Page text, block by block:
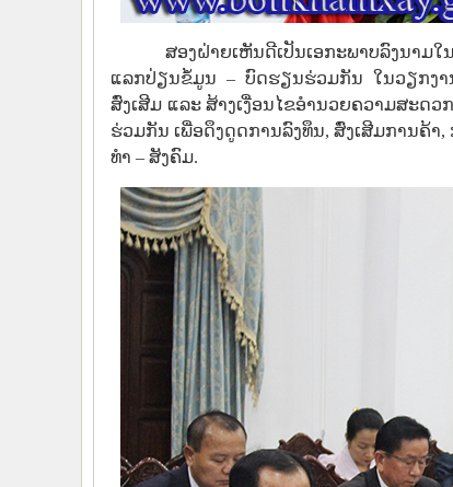
ສອງຝ່າຍເຫັນດີເປັນເອກະພາບລົງນ
ແລກປ່ຽນຂໍ້ມູນ – ບົດຮຽນຮ່ວມກັນ ໃນວຽກງາ
ສົ່ງເສີມ ແລະ ສ້າງເງື່ອນໄຂອໍານວຍຄວາມສະດ
ຮ່ວມກັນ ເພື່ອດຶງດູດການລົງທຶນ, ສົ່ງເສີມການຄ້
ທໍາ – ສັງຄົມ.